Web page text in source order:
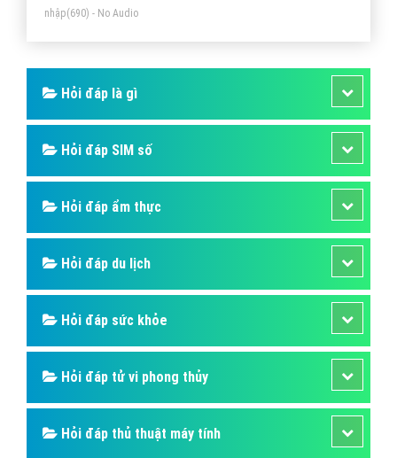
nhập(690) - No Audio
Hỏi đáp là gì
Hỏi đáp SIM số
Hỏi đáp ẩm thực
Hỏi đáp du lịch
Hỏi đáp sức khỏe
Hỏi đáp tử vi phong thủy
Hỏi đáp thủ thuật máy tính